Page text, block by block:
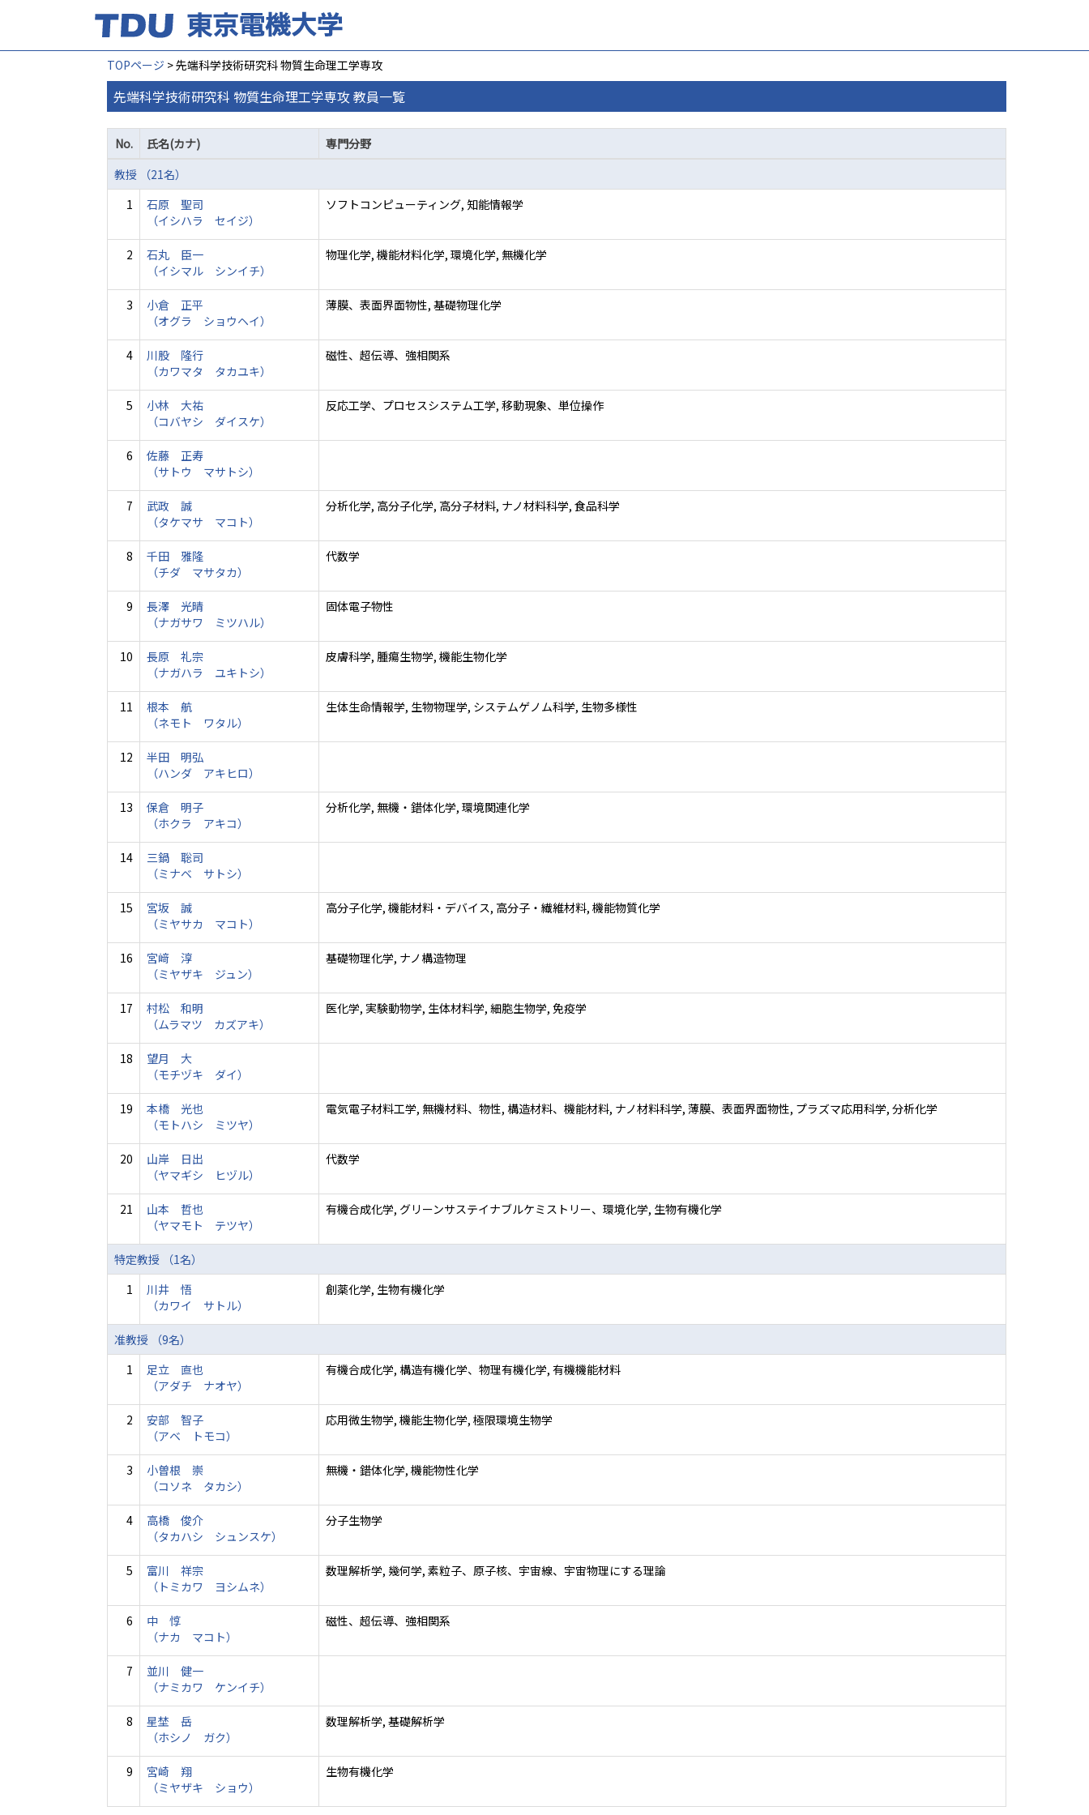
TOPページ > 先端科学技術研究科 物質生命理工学専攻
先端科学技術研究科 物質生命理工学専攻 教員一覧
No. 氏名(カナ)
専門分野
教授 （21名）
1
石原 聖司
（イシハラ セイジ）
ソフトコンピューティング, 知能情報学
2
石丸 臣一
（イシマル シンイチ）
物理化学, 機能材料化学, 環境化学, 無機化学
3
小倉 正平
（オグラ ショウヘイ）
薄膜、表面界面物性, 基礎物理化学
4
川股 隆行
（カワマタ タカユキ）
磁性、超伝導、強相関系
5
小林 大祐
（コバヤシ ダイスケ）
反応工学、プロセスシステム工学, 移動現象、単位操作
6
佐藤 正寿
（サトウ マサトシ）
7
武政 誠
（タケマサ マコト）
分析化学, 高分子化学, 高分子材料, ナノ材料科学, 食品科学
8
千田 雅隆
（チダ マサタカ）
代数学
9
長澤 光晴
（ナガサワ ミツハル）
固体電子物性
10
長原 礼宗
（ナガハラ ユキトシ）
皮膚科学, 腫瘍生物学, 機能生物化学
11
根本 航
（ネモト ワタル）
生体生命情報学, 生物物理学, システムゲノム科学, 生物多様性
12
半田 明弘
（ハンダ アキヒロ）
13
保倉 明子
（ホクラ アキコ）
分析化学, 無機・錯体化学, 環境関連化学
14
三鍋 聡司
（ミナベ サトシ）
15
宮坂 誠
（ミヤサカ マコト）
高分子化学, 機能材料・デバイス, 高分子・繊維材料, 機能物質化学
16
宮﨑 淳
（ミヤザキ ジュン）
基礎物理化学, ナノ構造物理
17
村松 和明
（ムラマツ カズアキ）
医化学, 実験動物学, 生体材料学, 細胞生物学, 免疫学
18
望月 大
（モチヅキ ダイ）
19
本橋 光也
（モトハシ ミツヤ）
電気電子材料工学, 無機材料、物性, 構造材料、機能材料, ナノ材料科学, 薄膜、表面界面物性, プラズマ応用科学, 分析化学
20
山岸 日出
（ヤマギシ ヒヅル）
代数学
21
山本 哲也
（ヤマモト テツヤ）
有機合成化学, グリーンサステイナブルケミストリー、環境化学, 生物有機化学
特定教授 （1名）
1
川井 悟
（カワイ サトル）
創薬化学, 生物有機化学
准教授 （9名）
1
足立 直也
（アダチ ナオヤ）
有機合成化学, 構造有機化学、物理有機化学, 有機機能材料
2
安部 智子
（アベ トモコ）
応用微生物学, 機能生物化学, 極限環境生物学
3
小曽根 崇
（コソネ タカシ）
無機・錯体化学, 機能物性化学
4
高橋 俊介
（タカハシ シュンスケ）
分子生物学
5
富川 祥宗
（トミカワ ヨシムネ）
数理解析学, 幾何学, 素粒子、原子核、宇宙線、宇宙物理にする理論
6
中 惇
（ナカ マコト）
磁性、超伝導、強相関系
7
並川 健一
（ナミカワ ケンイチ）
8
星埜 岳
（ホシノ ガク）
数理解析学, 基礎解析学
9
宮崎 翔
（ミヤザキ ショウ）
生物有機化学